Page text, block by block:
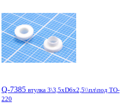
Q-7385 втулка 3\3,5xD6x2,5\\пл\под TO-
220